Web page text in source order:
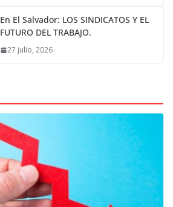
En El Salvador: LOS SINDICATOS Y EL
FUTURO DEL TRABAJO.
27 julio, 2026